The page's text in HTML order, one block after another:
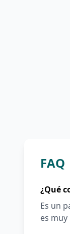
FAQ
¿Qué
Es un
es